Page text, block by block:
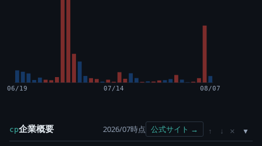
06/19 07/14 08/07
cp企業概要 2026/07時点 公式サイト → ↑ ↓ ×